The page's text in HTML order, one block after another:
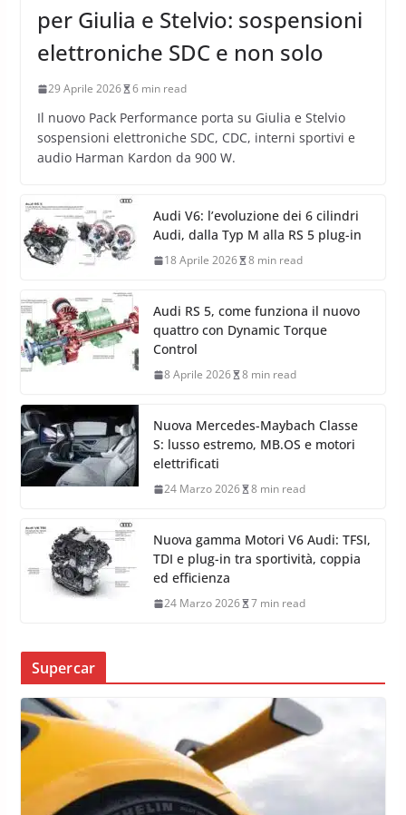
per Giulia e Stelvio: sospensioni
elettroniche SDC e non solo
29 Aprile 2026 6 min read
Il nuovo Pack Performance porta su Giulia e Stelvio
sospensioni elettroniche SDC, CDC, interni sportivi e
audio Harman Kardon da 900 W.
Audi V6: l’evoluzione dei 6 cilindri
Audi, dalla Typ M alla RS 5 plug-in
18 Aprile 2026 8 min read
Audi RS 5, come funziona il nuovo
quattro con Dynamic Torque
Control
8 Aprile 2026 8 min read
Nuova Mercedes-Maybach Classe
S: lusso estremo, MB.OS e motori
elettrificati
24 Marzo 2026 8 min read
Nuova gamma Motori V6 Audi: TFSI,
TDI e plug-in tra sportività, coppia
ed efficienza
24 Marzo 2026 7 min read
Supercar